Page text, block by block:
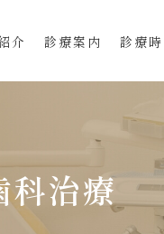
介 診療案内 診療
科治療